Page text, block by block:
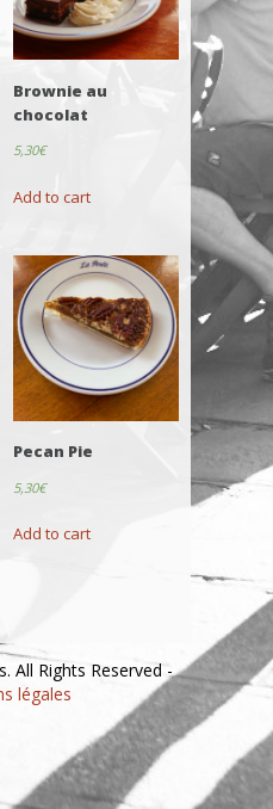
Brownie au
chocolat
5,30€
Add to cart
Pecan Pie
5,30€
Add to cart
All Rights Reserved -
légales